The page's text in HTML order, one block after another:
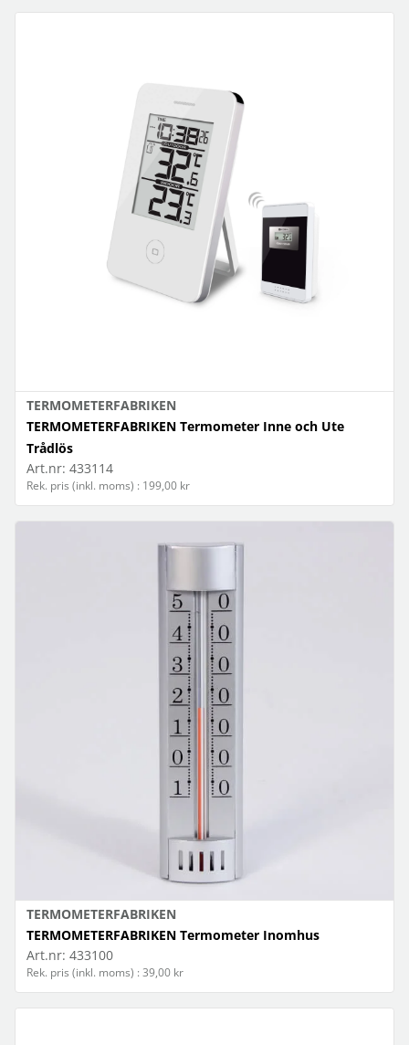
TERMOMETERFABRIKEN
TERMOMETERFABRIKEN Termometer Inne och Ute
Trådlös
Art.nr: 433114
Rek. pris (inkl. moms) : 199,00 kr
TERMOMETERFABRIKEN
TERMOMETERFABRIKEN Termometer Inomhus
Art.nr: 433100
Rek. pris (inkl. moms) : 39,00 kr